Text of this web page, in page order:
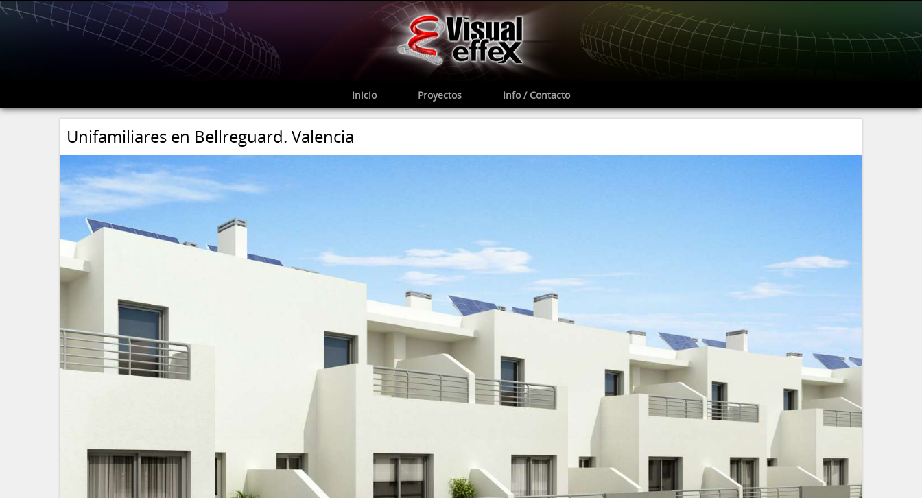
Inicio Proyectos Info / Contacto
Unifamiliares en Bellreguard. Valencia